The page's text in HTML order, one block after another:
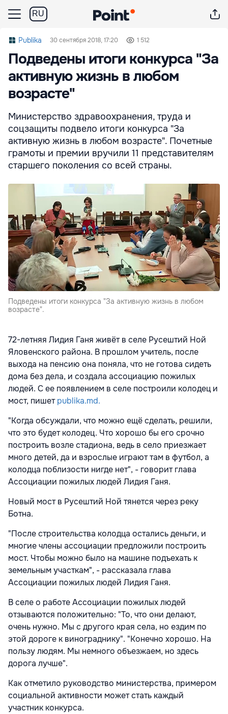
RU
Publika 30 сентября 2018, 17:20 1 512
Подведены итоги конкурса "За
активную жизнь в любом
возрасте"
Министерство здравоохранения, труда и
соцзащиты подвело итоги конкурса "За
активную жизнь в любом возрасте". Почетные
грамоты и премии вручили 11 представителям
старшего поколения со всей страны.
Подведены итоги конкурса "За активную жизнь в любом
возрасте".
72-летняя Лидия Ганя живёт в селе Русештий Ной
Яловенского района. В прошлом учитель, после
выхода на пенсию она поняла, что не готова сидеть
дома без дела, и создала ассоциацию пожилых
людей. С ее появлением в селе построили колодец и
мост, пишетpublika.md.
"Когда обсуждали, что можно ещё сделать, решили,
что это будет колодец. Что хорошо бы его срочно
построить возле стадиона, ведь в село приезжает
много детей, да и взрослые играют там в футбол, а
колодца поблизости нигде нет", - говорит глава
Ассоциации пожилых людей Лидия Ганя.
Новый мост в Русештий Ной тянется через реку
Ботна.
"После строительства колодца остались деньги, и
многие члены ассоциации предложили построить
мост. Чтобы можно было на машине подъехать к
земельным участкам", - рассказала глава
Ассоциации пожилых людей Лидия Ганя.
В селе о работе Ассоциации пожилых людей
отзываются положительно: "То, что они делают,
очень нужно. Мы с другого края села, но ездим по
этой дороге к винограднику". "Конечно хорошо. На
пользу людям. Мы немного объезжаем, но здесь
дорога лучше".
Как отметило руководство министерства, примером
социальной активности может стать каждый
участник конкурса.